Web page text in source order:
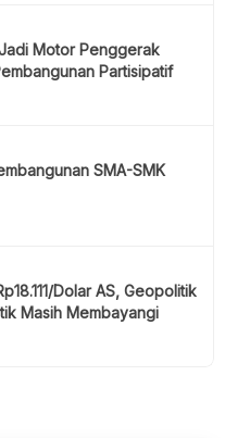
Motor Penggerak
Partisipatif
SMA-SMK
Dolar AS, Geopolitik
Masih Membayangi